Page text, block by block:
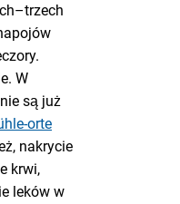
W
są już
orte
nakrycie
krwi,
leków w